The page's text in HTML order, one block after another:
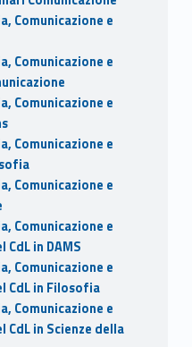
Comunicazione e
Comunicazione e
Comunicazione e
Comunicazione e
Comunicazione e
Comunicazione e
in DAMS
Comunicazione e
CdL in Filosofia
Comunicazione e
in Scienze della